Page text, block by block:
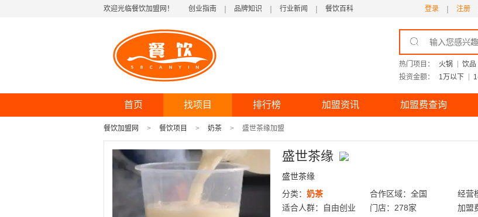
欢迎光临餐饮加盟网！ 创业指南 品牌知识 行业新闻 餐饮百科 注册
登录
热门项目： 火锅 饮品
投资金额：
1万以下
首页 找项目 排行榜 加盟资讯 加盟费查询
餐饮加盟网 餐饮项目 奶茶 盛世茶缘加盟
盛世茶缘
盛世茶缘
分类： 奶茶
适合人群：自由创业
合作区域：全国
门店：278家
经营
加盟